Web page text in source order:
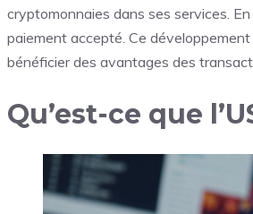
cryptomonnaies dans ses services.
paiement accepté. Ce
bénéficier des avantages des
Qu’est-ce que